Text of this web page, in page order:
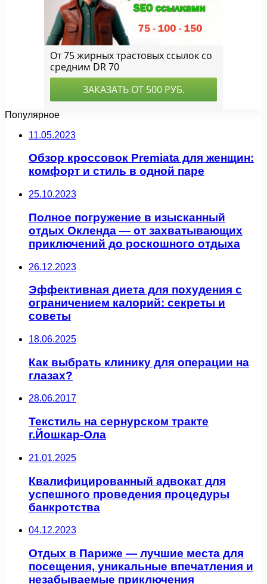
Популярное
11.05.2023
Обзор кроссовок Premiata для женщин:
комфорт и стиль в одной паре
25.10.2023
Полное погружение в изысканный
отдых Окленда — от захватывающих
приключений до роскошного отдыха
26.12.2023
Эффективная диета для похудения с
ограничением калорий: секреты и
советы
18.06.2025
Как выбрать клинику для операции на
глазах?
28.06.2017
Текстиль на сернурском тракте
г.Йошкар-Ола
21.01.2025
Квалифицированный адвокат для
успешного проведения процедуры
банкротства
04.12.2023
Отдых в Париже — лучшие места для
посещения, уникальные впечатления и
незабываемые приключения